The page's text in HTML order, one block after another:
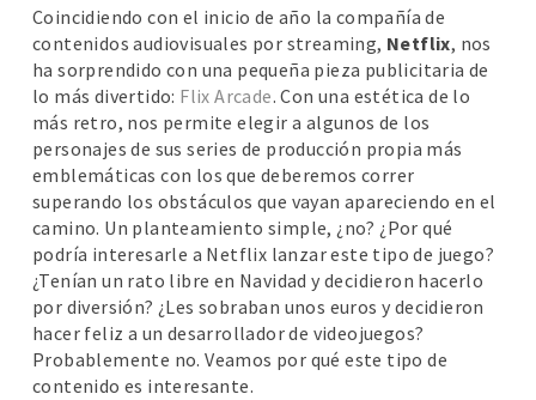
Coincidiendo con el inicio de año la compañía de
contenidos audiovisuales por streaming, Netflix, nos
ha sorprendido con una pequeña pieza publicitaria de
lo más divertido: Flix Arcade. Con una estética de lo
más retro, nos permite elegir a algunos de los
personajes de sus series de producción propia más
emblemáticas con los que deberemos correr
superando los obstáculos que vayan apareciendo en el
camino. Un planteamiento simple, ¿no? ¿Por qué
podría interesarle a Netflix lanzar este tipo de juego?
¿Tenían un rato libre en Navidad y decidieron hacerlo
por diversión? ¿Les sobraban unos euros y decidieron
hacer feliz a un desarrollador de videojuegos?
Probablemente no. Veamos por qué este tipo de
contenido es interesante.